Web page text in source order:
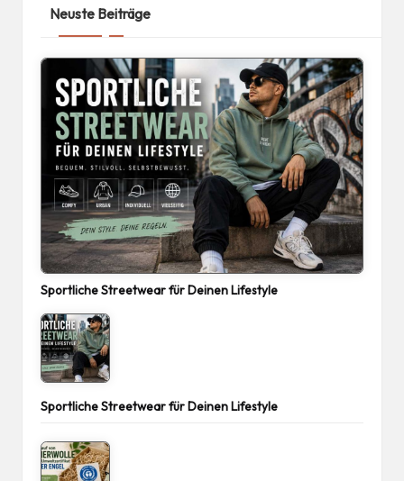
Neuste Beiträge
Sportliche Streetwear für Deinen Lifestyle
Sportliche Streetwear für Deinen Lifestyle